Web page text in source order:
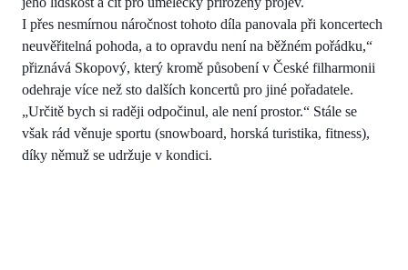
I přes nesmírnou náročnost tohoto díla panovala při koncertech
neuvěřitelná pohoda, a to opravdu není na běžném pořádku,“
přiznává Skopový, který kromě působení v České filharmonii
odehraje více než sto dalších koncertů pro jiné pořadatele.
„Určitě bych si raději odpočinul, ale není prostor.“ Stále se
však rád věnuje sportu (snowboard, horská turistika, fitness),
díky němuž se udržuje v kondici.